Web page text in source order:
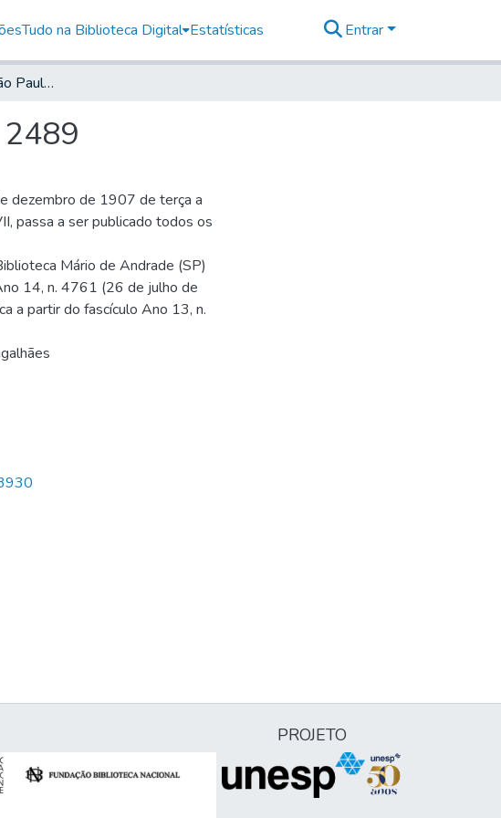
Tudo na Biblioteca Digital Estatísticas Entrar
O Commercio de São Paulo, 1901, Ano IX, n. 2489
2489
dezembro de 1907 de terça a
passa a ser publicado todos os
Mário de Andrade (SP)
14, n. 4761 (26 de julho de
a partir do fascículo Ano 13, n.
PROJETO